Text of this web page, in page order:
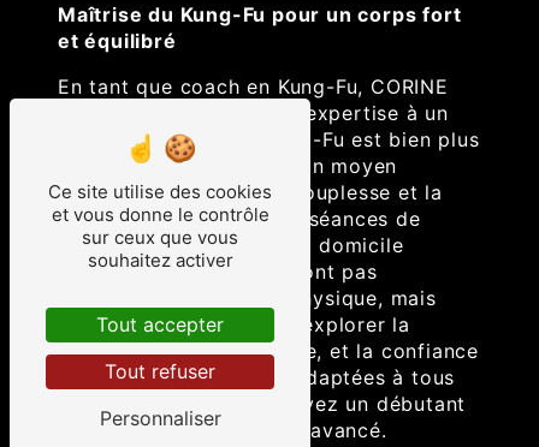
Maîtrise du Kung-Fu pour un corps fort
et équilibré
En tant que coach en Kung-Fu, CORINE
BENEZECH apporte son expertise à un
niveau supérieur. Le Kung-Fu est bien plus
qu'un art martial ; c'est un moyen
d'améliorer la force, la souplesse et la
discipline intérieure. Les séances de
sport avec votre coach à domicile
CORINE BENEZECH ne sont pas
seulement un exercice physique, mais
aussi une opportunité d'explorer la
maîtrise de soi, l'équilibre, et la confiance
en soi. Les leçons sont adaptées à tous
les niveaux, que vous soyez un débutant
curieux ou un pratiquant avancé.
Ce site utilise des cookies
et vous donne le contrôle
sur ceux que vous
souhaitez activer
Tout accepter
Tout refuser
Personnaliser